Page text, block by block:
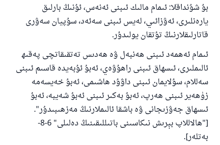
بۇ شۇنداقلا: ئىمام مالىك ئىبنى ئەنەس، ئۇنىڭ بارلىق
يارەنلىرى، ئەۋزائىي، لەيس ئىبنى سەئەد، سۇپيان سەۋرى
قاتارلىقلارنىڭ تۇتقان يولىدۇر.
ئىمام ئەھمەد ئىبنى ھەنبەل ۋە ھەدىس تەتقىقاتچى پەقىھ
ئالىملىرى، ئىسھاق ئىبنى راھۇۋەي، ئەبۇ ئۇبەيدە قاسىم ئىبنى
سەللام، سۇلايمان ئىبنى داۋۇد ھاشىمى، ئەبۇ خەيسەمە
زۈھەير ئىبنى ھەرپ، ئەبۇ بەكىر ئىبنى ئەبۇ شەيبە، ئەبۇ
ئىسھاق جەۋزىجانى ۋە باشقا ئالىملارنىڭ مەزھىبىدۇر".
["ھالاللاپ بېرىش نىكاسىنى باتىللىقىنىڭ دەلىلى" 6-8-
بەتلەر].